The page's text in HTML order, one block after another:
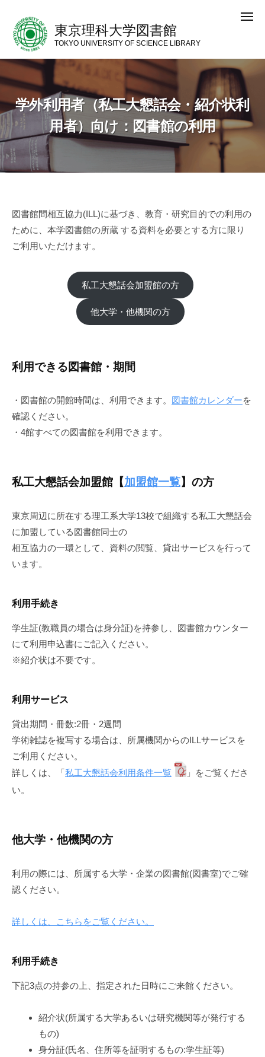
メ
へ
ス
キ
ッ
プ
東京理科大学図書館
TOKYO UNIVERSITY OF SCIENCE LIBRARY
学外利用者（私工大懇話会・紹介状利
用者）向け：図書館の利用
学外利用者（私工大懇話会・紹介状利用
者）向け：図書館の利用
exmedia
図書館間相互協力(ILL)に基づき、教育・研究目的での利用の
ために、本学図書館の所蔵 する資料を必要とする方に限り
ご利用いただけます。
私工大懇話会加盟館の方
他大学・他機関の方
利用できる図書館・期間
・図書館の開館時間は、利用できます。 図書館カレンダーを
確認ください。
・4館すべての図書館を利用できます。
私工大懇話会加盟館【加盟館一覧】の方
東京周辺に所在する理工系大学13校で組織する私工大懇話会
に加盟している図書館同士の
相互協力の一環として、資料の閲覧、貸出サービスを行って
います。
利用手続き
学生証(教職員の場合は身分証)を持参し、図書館カウンター
にて利用申込書にご記入ください。
※紹介状は不要です。
利用サービス
貸出期間・冊数:2冊・2週間
学術雑誌を複写する場合は、所属機関からのILLサービスを
ご利用ください。
詳しくは、「私工大懇話会利用条件一覧
」をご覧くださ
い。
他大学・他機関の方
利用の際には、所属する大学・企業の図書館(図書室)でご確
認ください。
詳しくは、こちらをご覧ください。
利用手続き
下記3点の持参の上、指定された日時にご来館ください。
紹介状(所属する大学あるいは研究機関等が発行する
もの)
身分証(氏名、住所等を証明するもの:学生証等)